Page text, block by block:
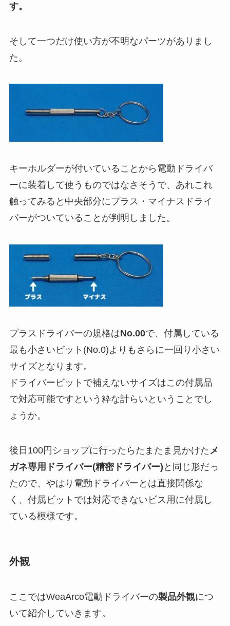
す。
そして一つだけ使い方が不明なパーツがありまし
た。
キーホルダーが付いていることから電動ドライバ
ーに装着して使うものではなさそうで、あれこれ
触ってみると中央部分にプラス・マイナスドライ
バーがついていることが判明しました。
プラスドライバーの規格はNo.00で、付属している
最も小さいビット(No.0)よりもさらに一回り小さい
サイズとなります。
ドライバービットで補えないサイズはこの付属品
で対応可能ですという粋な計らいということでし
ょうか。
後日100円ショップに行ったらたまたま見かけた メ
ガネ専用ドライバー(精密ドライバー) と同じ形だっ
たので、やはり電動ドライバーとは直接関係な
く、付属ビットでは対応できないビス用に付属し
ている模様です。
外観
ここではWeaArco電動ドライバーの製品外観につ
いて紹介していきます。